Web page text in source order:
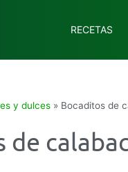
RECETAS
y dulces » Bocaditos de
de